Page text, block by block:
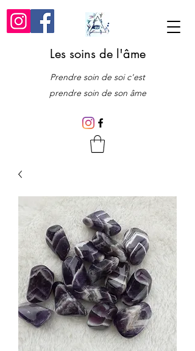
Les soins de l'âme
Prendre soin de soi c'est
prendre soin de son âme